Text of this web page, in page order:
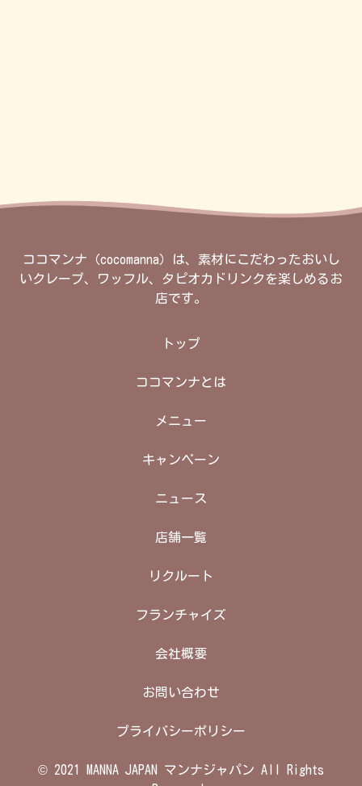
ココマンナ（cocomanna）は、素材にこだわったおいし
いクレープ、ワッフル、タピオカドリンクを楽しめるお
店です。
トップ
ココマンナとは
メニュー
キャンペーン
ニュース
店舗一覧
リクルート
フランチャイズ
会社概要
お問い合わせ
プライバシーポリシー
© 2021 MANNA JAPAN マンナジャパン All Rights